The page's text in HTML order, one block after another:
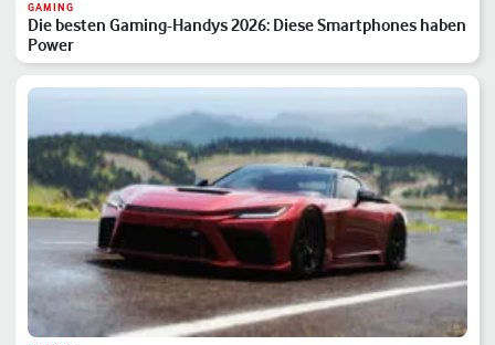
GAMING
Die besten Gaming-Handys 2026: Diese Smartphones haben
Power